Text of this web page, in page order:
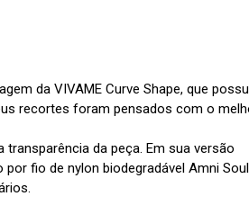
da VIVAME Curve Shape, que
recortes foram pensados com o
da peça. Em sua versão
fio de nylon biodegradável Amni